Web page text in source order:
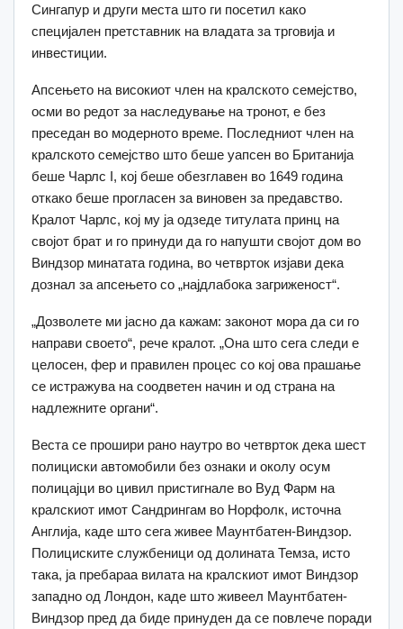
Сингапур и други места што ги посетил како
специјален претставник на владата за трговија и
инвестиции.
Апсењето на високиот член на кралското семејство,
осми во редот за наследување на тронот, е без
преседан во модерното време. Последниот член на
кралското семејство што беше уапсен во Британија
беше Чарлс I, кој беше обезглавен во 1649 година
откако беше прогласен за виновен за предавство.
Кралот Чарлс, кој му ја одзеде титулата принц на
својот брат и го принуди да го напушти својот дом во
Виндзор минатата година, во четврток изјави дека
дознал за апсењето со „најдлабока загриженост“.
„Дозволете ми јасно да кажам: законот мора да си го
направи своето“, рече кралот. „Она што сега следи е
целосен, фер и правилен процес со кој ова прашање
се истражува на соодветен начин и од страна на
надлежните органи“.
Веста се прошири рано наутро во четврток дека шест
полициски автомобили без ознаки и околу осум
полицајци во цивил пристигнале во Вуд Фарм на
кралскиот имот Сандрингам во Норфолк, источна
Англија, каде што сега живее Маунтбатен-Виндзор.
Полициските службеници од долината Темза, исто
така, ја пребараа вилата на кралскиот имот Виндзор
западно од Лондон, каде што живеел Маунтбатен-
Виндзор пред да биде принуден да се повлече поради